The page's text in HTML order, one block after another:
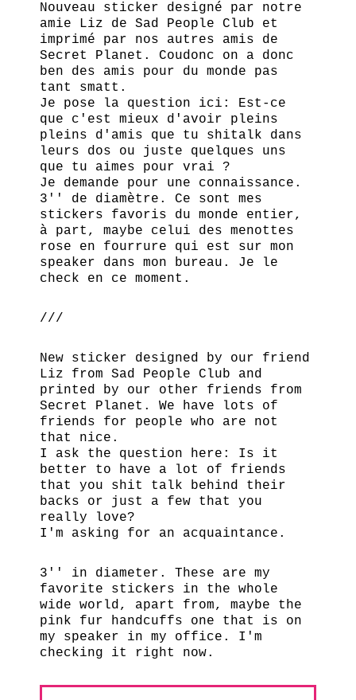
Nouveau sticker designé par notre
amie Liz de Sad People Club et
imprimé par nos autres amis de
Secret Planet. Coudonc on a donc
ben des amis pour du monde pas
tant smatt.
Je pose la question ici: Est-ce
que c'est mieux d'avoir pleins
pleins d'amis que tu shitalk dans
leurs dos ou juste quelques uns
que tu aimes pour vrai ?
Je demande pour une connaissance.
3'' de diamètre. Ce sont mes
stickers favoris du monde entier,
à part, maybe celui des menottes
rose en fourrure qui est sur mon
speaker dans mon bureau. Je le
check en ce moment.
///
New sticker designed by our friend
Liz from Sad People Club and
printed by our other friends from
Secret Planet. We have lots of
friends for people who are not
that nice.
I ask the question here: Is it
better to have a lot of friends
that you shit talk behind their
backs or just a few that you
really love?
I'm asking for an acquaintance.
3'' in diameter. These are my
favorite stickers in the whole
wide world, apart from, maybe the
pink fur handcuffs one that is on
my speaker in my office. I'm
checking it right now.